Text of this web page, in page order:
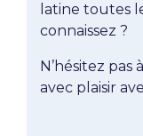
latine toutes
connaissez ?
N’hésitez pas
avec plaisir